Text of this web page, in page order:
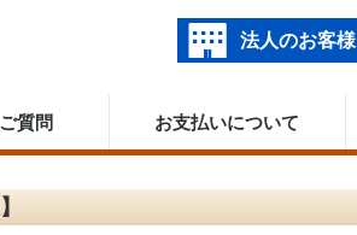
法人のお客様
質問 お支払いについて